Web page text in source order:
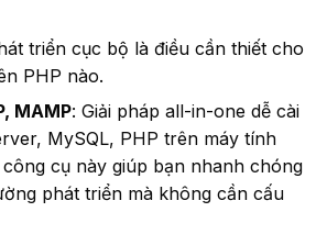
triển cục bộ là điều cần thiết cho
PHP nào.
MAMP: Giải pháp all-in-one dễ cài
MySQL, PHP trên máy tính
cụ này giúp bạn nhanh chóng
phát triển mà không cần cấu